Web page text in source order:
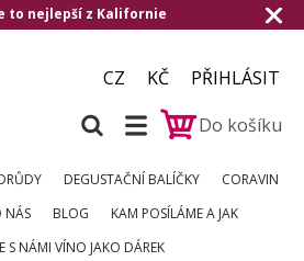
to nejlepší z Kalifornie
CZ KČ
PŘIHLÁSIT
Do košíku
DEGUSTAČNÍ BALÍČKY
CORAVIN
NÁS BLOG
KAM POSÍLÁME A JAK
S NÁMI VÍNO JAKO DÁREK